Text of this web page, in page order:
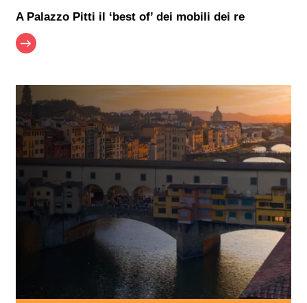
A Palazzo Pitti il ‘best of’ dei mobili dei re